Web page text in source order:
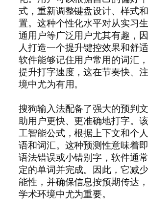
式，重新调整键盘设计、样式
置。这种个性化水平对从实习
通用户等广泛用户尤其有趣，
人打造一个提升键控效果和舒适
软件能够记住用户常用的词汇
提升打字速度，这在节奏快、
境中尤为有用。
搜狗输入法配备了强大的预判
助用户更快、更准确地打字。
工智能公式，根据上下文和个
语和词汇。这种预测性意味着
语法错误或小错别字，软件通
定的单词并完成。因此，它减
能性，并确保信息按预期传达
学术环境中尤为重要。